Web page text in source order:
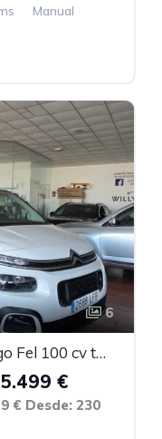
Manual
6
CITROEN Berlingo Fel 100 cv turismo
€
€ Desde: 230